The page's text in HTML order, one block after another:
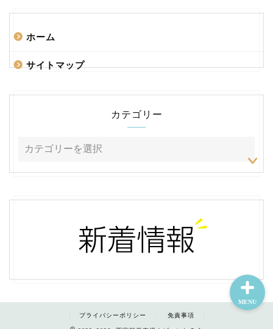
ホーム
サイトマップ
カテゴリー
プライバシーポリシー 免責事項
MENU
サイトマップ